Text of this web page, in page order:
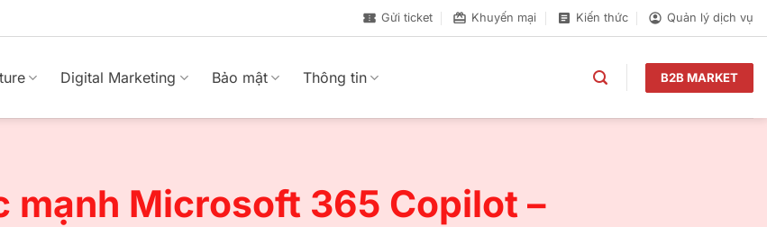
Gửi ticket Khuyến mại Kiến thức Quản lý dịch vụ
Digital Marketing Bảo mật Thông tin B2B MARKET
mạnh Microsoft 365 Copilot –